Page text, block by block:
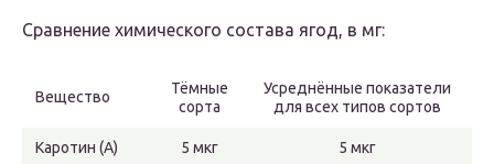
Сравнение химического состава ягод, в мг:
Вещество
Тёмные
сорта
Усреднённые показатели
для всех типов сортов
Каротин (А) 5 мкг 5 мкг